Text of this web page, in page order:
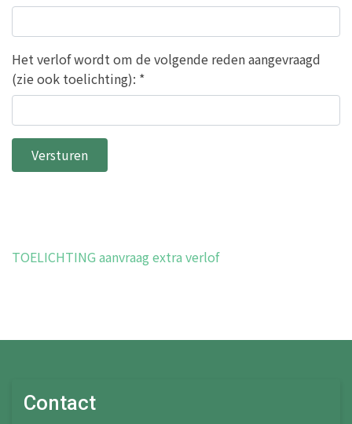
Het verlof wordt om de volgende reden aangevraagd
(zie ook toelichting): *
Versturen
TOELICHTING aanvraag extra verlof
Contact